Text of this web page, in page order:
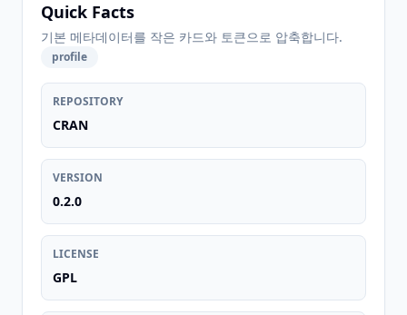
Quick Facts
기본 메타데이터를 작은 카드와 토큰으로 압축합니다.
profile
REPOSITORY
CRAN
VERSION
0.2.0
LICENSE
GPL